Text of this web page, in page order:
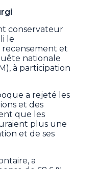
conservateur
le
et
nationale
à participation
a rejeté les
et des
que les
plus une
et de ses
a